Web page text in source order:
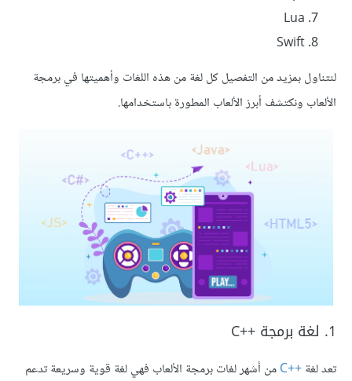
Lua
Swift
لنتناول بمزيد من التفصيل كل لغة من هذه اللغات وأهميتها في برمجة
الألعاب ونكتشف أبرز الألعاب المطورة باستخدامها.
1. لغة برمجة C++‎
تعد لغةC++‎من أشهر لغات برمجة الألعاب فهي لغة قوية وسريعة تدعم